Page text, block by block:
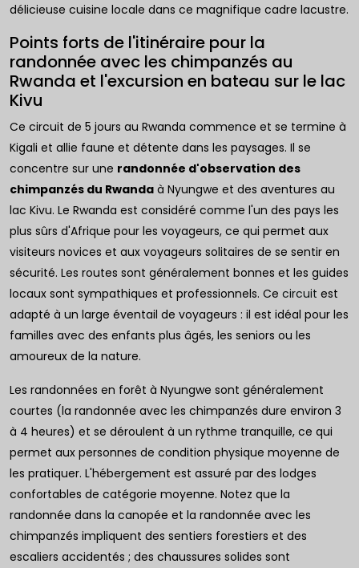
délicieuse cuisine locale dans ce magnifique cadre lacustre.
Points forts de l'itinéraire pour la
randonnée avec les chimpanzés au
Rwanda et l'excursion en bateau sur le lac
Kivu
Ce circuit de 5 jours au Rwanda commence et se termine à
Kigali et allie faune et détente dans les paysages. Il se
concentre sur une randonnée d'observation des
chimpanzés du Rwanda à Nyungwe et des aventures au
lac Kivu. Le Rwanda est considéré comme l'un des pays les
plus sûrs d'Afrique pour les voyageurs, ce qui permet aux
visiteurs novices et aux voyageurs solitaires de se sentir en
sécurité. Les routes sont généralement bonnes et les guides
locaux sont sympathiques et professionnels. Ce circuit est
adapté à un large éventail de voyageurs : il est idéal pour les
familles avec des enfants plus âgés, les seniors ou les
amoureux de la nature.
Les randonnées en forêt à Nyungwe sont généralement
courtes (la randonnée avec les chimpanzés dure environ 3
à 4 heures) et se déroulent à un rythme tranquille, ce qui
permet aux personnes de condition physique moyenne de
les pratiquer. L'hébergement est assuré par des lodges
confortables de catégorie moyenne. Notez que la
randonnée dans la canopée et la randonnée avec les
chimpanzés impliquent des sentiers forestiers et des
escaliers accidentés ; des chaussures solides sont